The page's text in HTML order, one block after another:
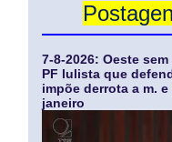
7-8-2026: Oeste
PF lulista que
impõe derrota a m.
janeiro